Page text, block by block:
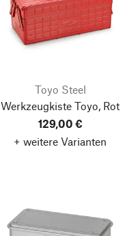
Toyo Steel
Werkzeugkiste Toyo, Rot
129,00 €
+ weitere Varianten